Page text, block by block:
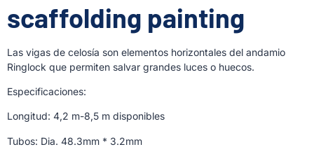
scaffolding painting
Las vigas de celosía son elementos horizontales del andamio
Ringlock que permiten salvar grandes luces o huecos.
Especificaciones:
Longitud: 4,2 m-8,5 m disponibles
Tubos: Dia. 48.3mm * 3.2mm